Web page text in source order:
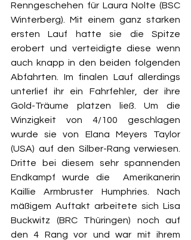
Renngeschehen für Laura Nolte (BSC
Winterberg). Mit einem ganz starken
ersten Lauf hatte sie die Spitze
erobert und verteidigte diese wenn
auch knapp in den beiden folgenden
Abfahrten. Im finalen Lauf allerdings
unterlief ihr ein Fahrfehler, der ihre
Gold-Träume platzen ließ. Um die
Winzigkeit von 4/100 geschlagen
wurde sie von Elana Meyers Taylor
(USA) auf den Silber-Rang verwiesen.
Dritte bei diesem sehr spannenden
Endkampf wurde die  Amerikanerin
Kaillie Armbruster Humphries. Nach
mäßigem Auftakt arbeitete sich Lisa
Buckwitz (BRC Thüringen) noch auf
den 4 Rang vor und war mit ihrem